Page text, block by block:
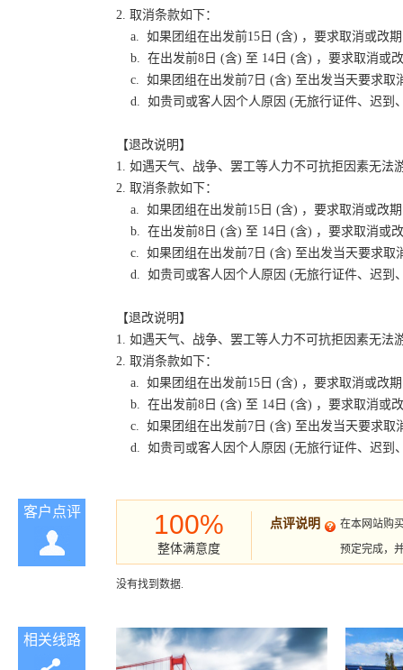
2. 取消条款如下：
a. 如果团组在出发前15日 (含) ，要求取消或改
b. 在出发前8日 (含) 至 14日 (含) ，要求取消或
c. 如果团组在出发前7日 (含) 至出发当天要求取
d. 如贵司或客人因个人原因 (无旅行证件、迟到
【退改说明】
1. 如遇天气、战争、罢工等人力不可抗拒因素无
2. 取消条款如下：
a. 如果团组在出发前15日 (含) ，要求取消或改
b. 在出发前8日 (含) 至 14日 (含) ，要求取消或
c. 如果团组在出发前7日 (含) 至出发当天要求取
d. 如贵司或客人因个人原因 (无旅行证件、迟到
【退改说明】
1. 如遇天气、战争、罢工等人力不可抗拒因素无
2. 取消条款如下：
a. 如果团组在出发前15日 (含) ，要求取消或改
b. 在出发前8日 (含) 至 14日 (含) ，要求取消或
c. 如果团组在出发前7日 (含) 至出发当天要求取
d. 如贵司或客人因个人原因 (无旅行证件、迟到
客户点评 100%
整体满意度
点评说明
在本网站购
预定完成，
没有找到数据.
相关线路